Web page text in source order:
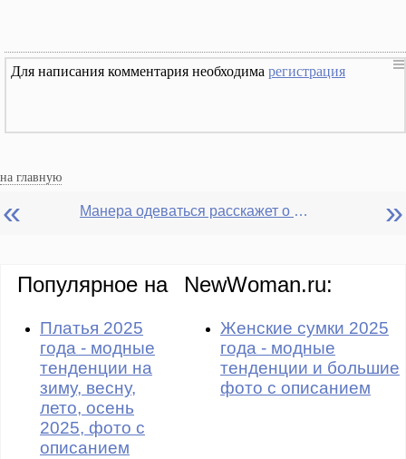
Для написания комментария необходима регистрация
на главную
« Манера одеваться расскажет о нас всё, даже то, о чем мы сами не подозреваем »
Популярное на NewWoman.ru:
Платья 2025
года - модные
тенденции на
зиму, весну,
лето, осень
2025, фото с
описанием
Женские сумки 2025
года - модные
тенденции и большие
фото с описанием